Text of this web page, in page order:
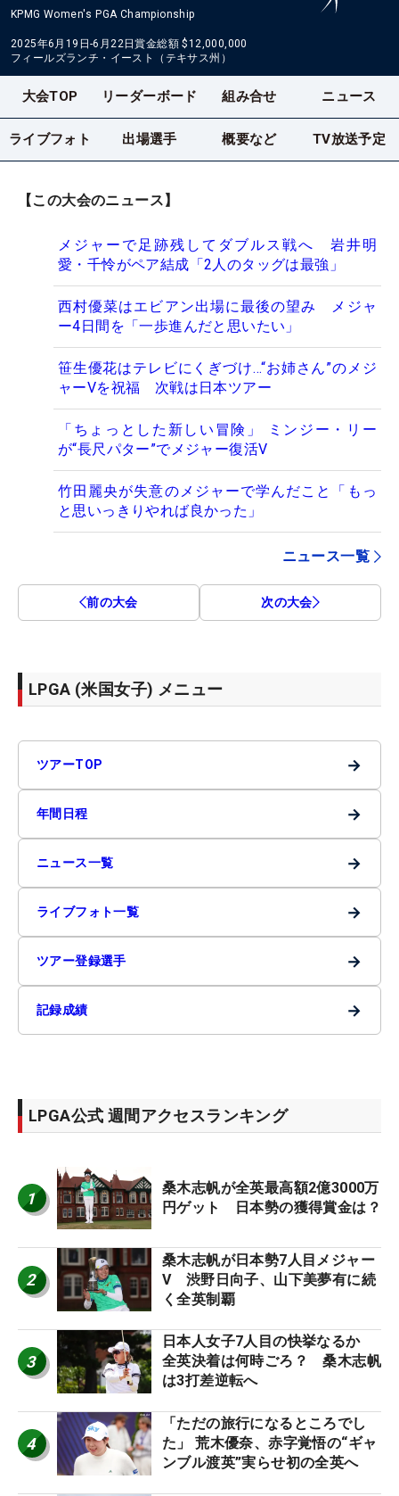
KPMG Women's PGA Championship
2025年6月19日-6月22日賞金総額 $12,000,000
フィールズランチ・イースト（テキサス州）
大会TOP リーダーボード 組み合せ ニュース
ライブフォト 出場選手 概要など TV放送予定
【この大会のニュース】
メジャーで足跡残してダブルス戦へ 岩井明
愛・千怜がペア結成「2人のタッグは最強」
西村優菜はエビアン出場に最後の望み メジャ
ー4日間を「一歩進んだと思いたい」
笹生優花はテレビにくぎづけ…“お姉さん”のメジ
ャーVを祝福 次戦は日本ツアー
「ちょっとした新しい冒険」 ミンジー・リー
が“長尺パター”でメジャー復活V
竹田麗央が失意のメジャーで学んだこと「もっ
と思いっきりやれば良かった」
ニュース一覧
前の大会 次の大会
LPGA (米国女子) メニュー
ツアーTOP →
年間日程 →
ニュース一覧 →
ライブフォト一覧 →
ツアー登録選手 →
記録成績 →
LPGA公式 週間アクセスランキング
1
桑木志帆が全英最高額2億3000万
円ゲット 日本勢の獲得賞金は？
2
桑木志帆が日本勢7人目メジャー
V 渋野日向子、山下美夢有に続
く全英制覇
3
日本人女子7人目の快挙なるか
全英決着は何時ごろ？ 桑木志帆
は3打差逆転へ
4
「ただの旅行になるところでし
た」 荒木優奈、赤字覚悟の“ギャ
ンブル渡英”実らせ初の全英へ